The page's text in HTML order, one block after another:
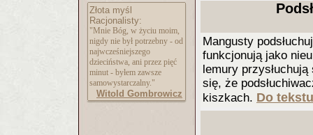
Złota myśl
Racjonalisty:
"Mnie Bóg, w życiu moim,
nigdy nie był potrzebny - od
najwcześniejszego
dzieciństwa, ani przez pięć
minut - byłem zawsze
samowystarczalny."
Witold Gombrowicz
Mangusty
funkcjonują jako
lemury
się, że
kiszkach. Do